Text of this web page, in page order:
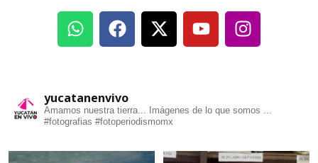
yucatanenvivo
Amamos nuestra tierra... Imágenes de lo que somos ...
#fotografias #fotoperiodismomx